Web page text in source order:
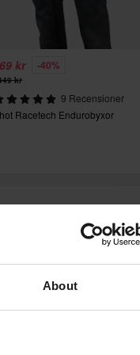
About
kr -40%
kr
9 Recensioner
Racetech Endurobyxor